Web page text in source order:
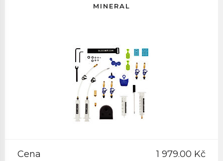
MINERAL
Cena 1 979.00 Kč